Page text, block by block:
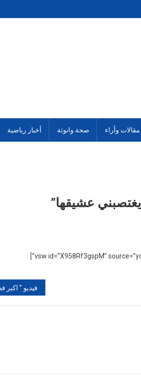
مقالات وأراء صحة وانوثة أخبار رياضية
عشيقها”